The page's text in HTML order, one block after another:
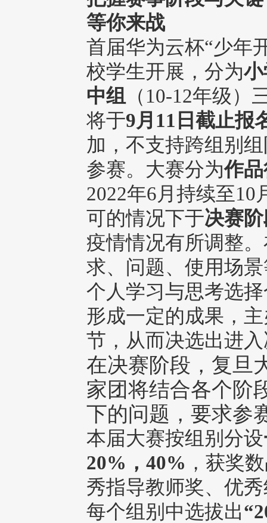
等你来战
首届华为云杯“少年
校学生开展，分为
中组
（10-12年级
将于9月11日截止报
加，不支持跨组别
参赛。大赛分为作
2022年6月持续至10
可的情况下于决赛
疫情情况有所调整
求、问题、使用场
个人学习与思考选
形成一定的成果，
节，从而决选出进
在决赛阶段，复旦
家团将结合各个阶
下的问题，要求参
本届大赛按组别分设
20%，40% ，获奖
秀指导教师奖、优
每个组别中选拔出